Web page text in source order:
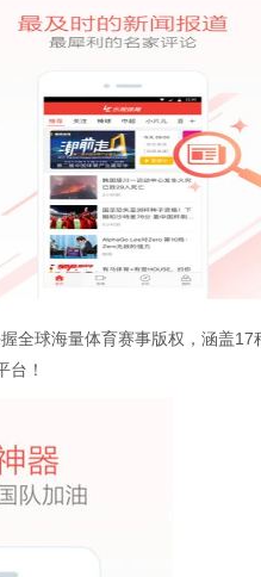
球海量体育赛事版权，涵盖
台！